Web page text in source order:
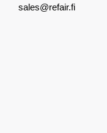
sales@refair.fi